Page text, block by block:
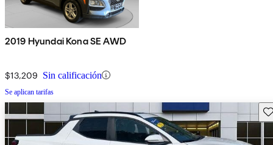
2019 Hyundai Kona SE AWD
$13,209 Sin calificación
Se aplican tarifas